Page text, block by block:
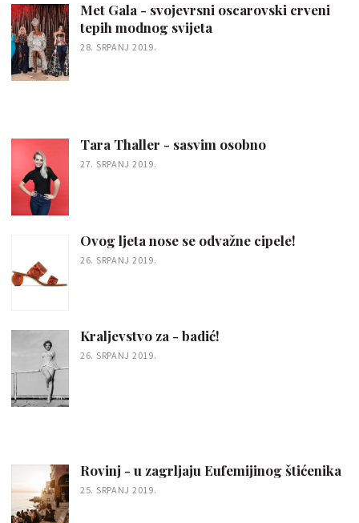
Met Gala - svojevrsni oscarovski crveni
tepih modnog svijeta
28. SRPANJ 2019.
Tara Thaller - sasvim osobno
27. SRPANJ 2019.
Ovog ljeta nose se odvažne cipele!
26. SRPANJ 2019.
Kraljevstvo za - badić!
26. SRPANJ 2019.
Rovinj - u zagrljaju Eufemijinog štićenika
25. SRPANJ 2019.